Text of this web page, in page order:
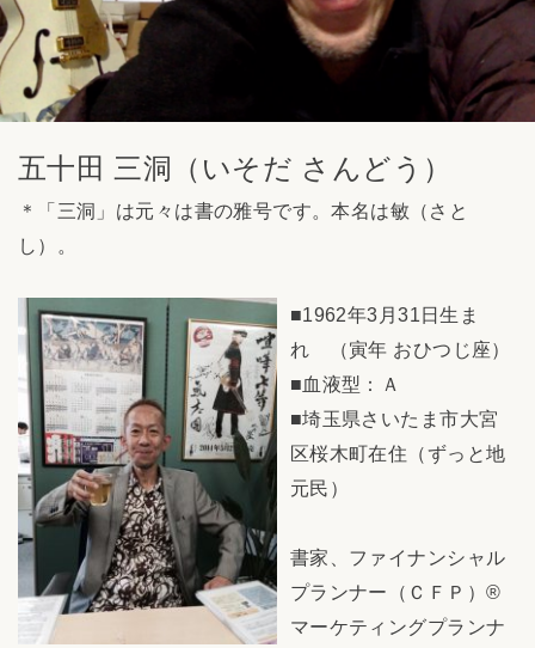
五十田 三洞（いそだ さんどう）
＊「三洞」は元々は書の雅号です。本名は敏（さと
し）。
■1962年3月31日生ま
れ （寅年 おひつじ座）
■血液型：Ａ
■埼玉県さいたま市大宮
区桜木町在住（ずっと地
元民）
書家、ファイナンシャル
プランナー（ＣＦＰ）®
マーケティングプランナ